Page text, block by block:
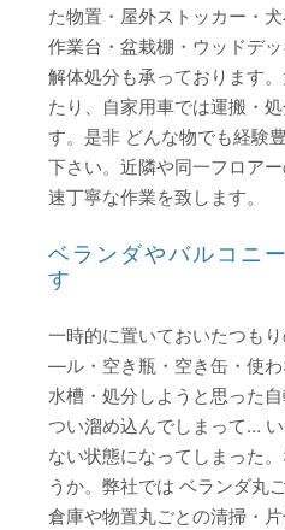
た物置・屋外ストッカー・
作業台・盆栽棚・ウッドデ
解体処分も承っております
たり、自家用車では運搬・
す。是非 どんな物でも経験
下さい。近隣や同一フロア
速丁寧な作業を致します。
ベランダやバルコニ
す
一時的に置いておいたつも
―ル・空き瓶・空き缶・使
水槽・処分しようと思った
つい溜め込んでしまって…
ない状態になってしまった
うか。弊社では ベランダ丸
倉庫や物置丸ごとの清掃・片